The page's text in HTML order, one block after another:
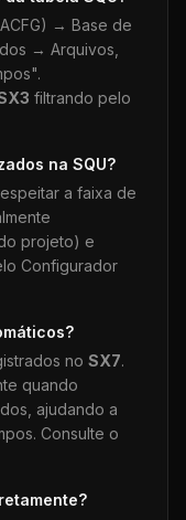
→ Base de
→ Arquivos,
filtrando pelo
na SQU?
a faixa de
projeto) e
Configurador
no SX7.
quando
ajudando a
Consulte o